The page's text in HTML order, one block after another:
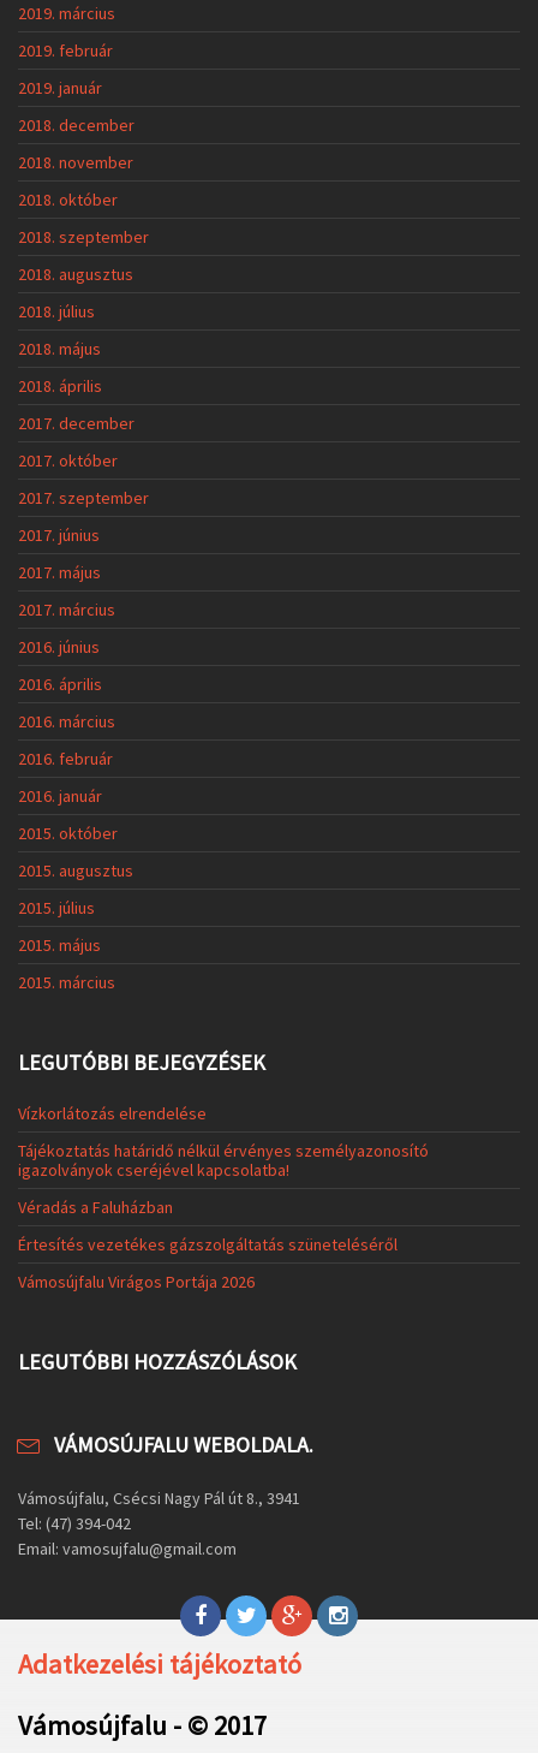
2019. március
2019. február
2019. január
2018. december
2018. november
2018. október
2018. szeptember
2018. augusztus
2018. július
2018. május
2018. április
2017. december
2017. október
2017. szeptember
2017. június
2017. május
2017. március
2016. június
2016. április
2016. március
2016. február
2016. január
2015. október
2015. augusztus
2015. július
2015. május
2015. március
LEGUTÓBBI BEJEGYZÉSEK
Vízkorlátozás elrendelése
Tájékoztatás határidő nélkül érvényes személyazonosító
igazolványok cseréjével kapcsolatba!
Véradás a Faluházban
Értesítés vezetékes gázszolgáltatás szüneteléséről
Vámosújfalu Virágos Portája 2026
LEGUTÓBBI HOZZÁSZÓLÁSOK
VÁMOSÚJFALU WEBOLDALA.
Vámosújfalu, Csécsi Nagy Pál út 8., 3941
Tel: (47) 394-042
Email: vamosujfalu@gmail.com
Adatkezelési tájékoztató
Vámosújfalu - © 2017